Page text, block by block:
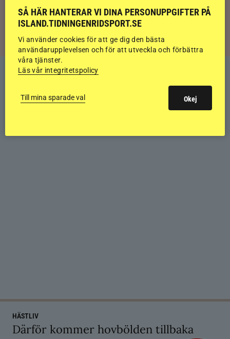
Svensk bakom världens högst bedömda
islandshäst
HÄSTLIV
Därför kommer hovbölden tillbaka
SÅ HÄR HANTERAR VI DINA PERSONUPPGIFTER PÅ
ISLAND.TIDNINGENRIDSPORT.SE
Vi använder cookies för att ge dig den bästa
användarupplevelsen och för att utveckla och förbättra
våra tjänster.
Läs vår integritetspolicy
Till mina sparade val Okej